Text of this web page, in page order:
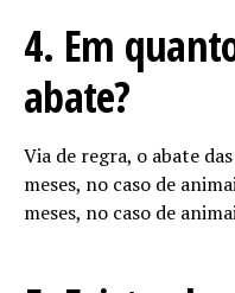
4. Em
abate?
Via de regra, o abate
meses, no caso de
meses, no caso de